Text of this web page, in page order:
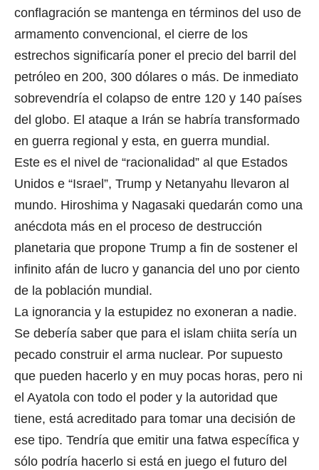
conflagración se mantenga en términos del uso de
armamento convencional, el cierre de los
estrechos significaría poner el precio del barril del
petróleo en 200, 300 dólares o más. De inmediato
sobrevendría el colapso de entre 120 y 140 países
del globo. El ataque a Irán se habría transformado
en guerra regional y esta, en guerra mundial.
Este es el nivel de “racionalidad” al que Estados
Unidos e “Israel”, Trump y Netanyahu llevaron al
mundo. Hiroshima y Nagasaki quedarán como una
anécdota más en el proceso de destrucción
planetaria que propone Trump a fin de sostener el
infinito afán de lucro y ganancia del uno por ciento
de la población mundial.
La ignorancia y la estupidez no exoneran a nadie.
Se debería saber que para el islam chiita sería un
pecado construir el arma nuclear. Por supuesto
que pueden hacerlo y en muy pocas horas, pero ni
el Ayatola con todo el poder y la autoridad que
tiene, está acreditado para tomar una decisión de
ese tipo. Tendría que emitir una fatwa específica y
sólo podría hacerlo si está en juego el futuro del